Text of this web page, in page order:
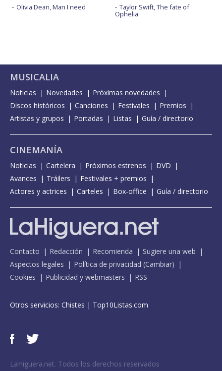
Olivia Dean, Man I need Taylor Swift, The fate of
Ophelia
MUSICALIA
Noticias Novedades
Próximas novedades
Discos históricos
Canciones Festivales
Premios
Artistas y grupos
Portadas Listas Guía / directorio
CINEMANÍA
Noticias Cartelera Próximos estrenos
DVD
Avances
Tráilers
Festivales + premios
Actores y actrices
Carteles Box-office Guía / directorio
Contacto Redacción Recomienda
Sugiere una web
Aspectos legales
Política de privacidad (Cambiar)
Cookies
Publicidad y webmasters RSS
Otros servicios: Chistes | Top10Listas.com
LaHiguera.net. Todos los derechos reservados